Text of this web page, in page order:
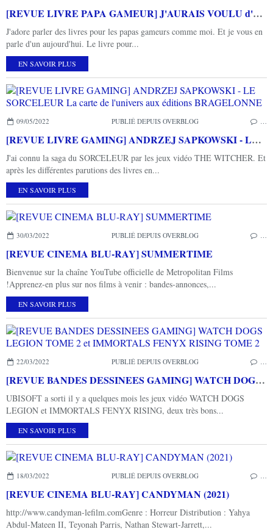
[REVUE LIVRE PAPA GAMEUR] J'AURAIS VOULU d'Olivier TALLEC aux éditions PASTEL
J'adore parler des livres pour les papas gameurs comme moi. Et je vous en
parle d'un aujourd'hui. Le livre pour...
EN SAVOIR PLUS
09/05/2022 PUBLIÉ DEPUIS OVERBLOG
[REVUE LIVRE GAMING] ANDRZEJ SAPKOWSKI - LE SORCELEUR La carte de l'univers aux éditions BRAGELONNE
J'ai connu la saga du SORCELEUR par les jeux vidéo THE WITCHER. Et
après les différentes parutions des livres en...
EN SAVOIR PLUS
30/03/2022 PUBLIÉ DEPUIS OVERBLOG
[REVUE CINEMA BLU-RAY] SUMMERTIME
Bienvenue sur la chaîne YouTube officielle de Metropolitan Films
!Apprenez-en plus sur nos films à venir : bandes-annonces,...
EN SAVOIR PLUS
22/03/2022 PUBLIÉ DEPUIS OVERBLOG
[REVUE BANDES DESSINEES GAMING] WATCH DOGS LEGION TOME 2 et IMMORTALS FENYX RISING TOME 2
UBISOFT a sorti il y a quelques mois les jeux vidéo WATCH DOGS
LEGION et IMMORTALS FENYX RISING, deux très bons...
EN SAVOIR PLUS
18/03/2022 PUBLIÉ DEPUIS OVERBLOG
[REVUE CINEMA BLU-RAY] CANDYMAN (2021)
http://www.candyman-lefilm.comGenre : Horreur Distribution : Yahya
Abdul-Mateen II, Teyonah Parris, Nathan Stewart-Jarrett,...